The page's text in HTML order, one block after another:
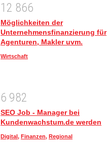
1 2 866
Möglichkeiten der
Unternehmensfinanzierung für
Agenturen, Makler uvm.
Wirtschaft
6 982
SEO Job - Manager bei
Kundenwachstum.de werden
Digital, Finanzen, Regional